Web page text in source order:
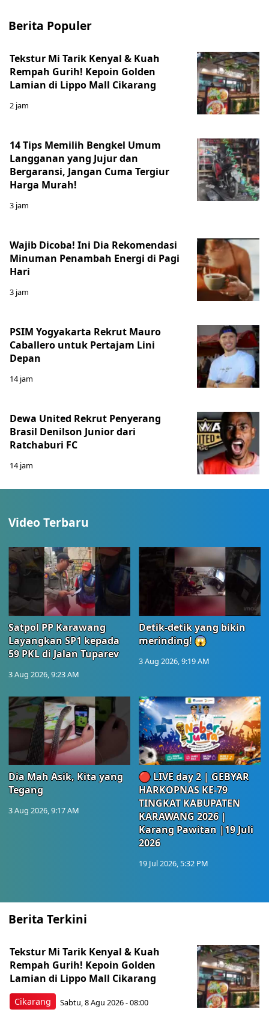
Berita Populer
Tekstur Mi Tarik Kenyal & Kuah
Rempah Gurih! Kepoin Golden
Lamian di Lippo Mall Cikarang
2 jam
14 Tips Memilih Bengkel Umum
Langganan yang Jujur dan
Bergaransi, Jangan Cuma Tergiur
Harga Murah!
3 jam
Wajib Dicoba! Ini Dia Rekomendasi
Minuman Penambah Energi di Pagi
Hari
3 jam
PSIM Yogyakarta Rekrut Mauro
Caballero untuk Pertajam Lini
Depan
14 jam
Dewa United Rekrut Penyerang
Brasil Denilson Junior dari
Ratchaburi FC
14 jam
Video Terbaru
Satpol PP Karawang
Layangkan SP1 kepada
59 PKL di Jalan Tuparev
3 Aug 2026, 9:23 AM
Detik-detik yang bikin
merinding! 😱
3 Aug 2026, 9:19 AM
Dia Mah Asik, Kita yang
Tegang
3 Aug 2026, 9:17 AM
🔴 LIVE day 2 | GEBYAR
HARKOPNAS KE-79
TINGKAT KABUPATEN
KARAWANG 2026 |
Karang Pawitan |19 Juli
2026
19 Jul 2026, 5:32 PM
Berita Terkini
Cikarang
Tekstur Mi Tarik Kenyal & Kuah
Rempah Gurih! Kepoin Golden
Lamian di Lippo Mall Cikarang
Sabtu, 8 Agu 2026 - 08:00